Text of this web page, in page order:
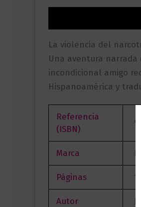
La violencia del
Una aventura
incondicional amigo
Hispanoamérica y
Referencia
(ISBN)
Marca
Páginas
Autor